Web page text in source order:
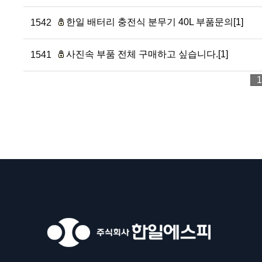
1542 한일 배터리 충전식 분무기 40L 부품문의[1]
1541 사진속 부품 전체 구매하고 싶습니다.[1]
1